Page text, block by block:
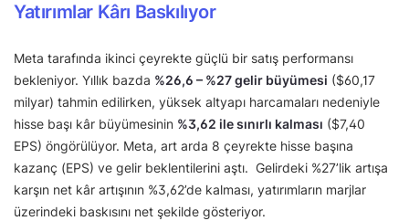
Yatırımlar Kârı Baskılıyor
Meta tarafında ikinci çeyrekte güçlü bir satış performansı
bekleniyor. Yıllık bazda %26,6 – %27 gelir büyümesi ($60,17
milyar) tahmin edilirken, yüksek altyapı harcamaları nedeniyle
hisse başı kâr büyümesinin %3,62 ile sınırlı kalması ($7,40
EPS) öngörülüyor. Meta, art arda 8 çeyrekte hisse başına
kazanç (EPS) ve gelir beklentilerini aştı. Gelirdeki %27’lik artışa
karşın net kâr artışının %3,62’de kalması, yatırımların marjlar
üzerindeki baskısını net şekilde gösteriyor.